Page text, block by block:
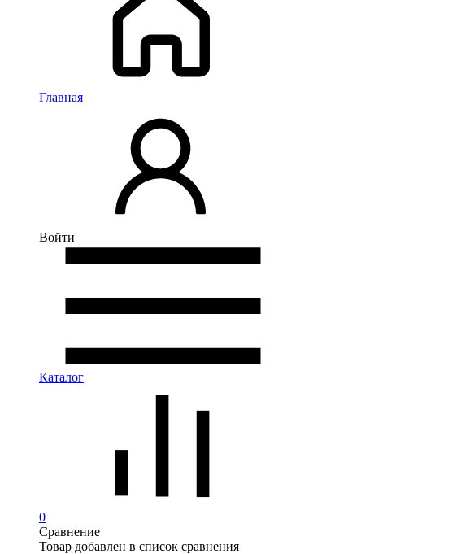
Главная
Войти
Каталог
0
Сравнение
Товар добавлен в список сравнения